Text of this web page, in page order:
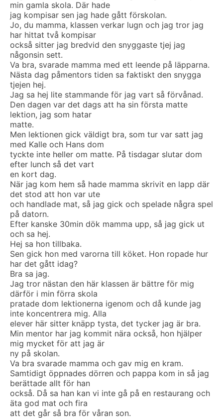
min gamla skola. Där hade
jag kompisar sen jag hade gått förskolan.
Jo, du mamma, klassen verkar lugn och jag tror jag
har hittat två kompisar
också sitter jag bredvid den snyggaste tjej jag
någonsin sett.
Va bra, svarade mamma med ett leende på läpparna.
Nästa dag påmentors tiden sa faktiskt den snygga
tjejen hej.
Jag sa hej lite stammande för jag vart så förvånad.
Den dagen var det dags att ha sin första matte
lektion, jag som hatar
matte.
Men lektionen gick väldigt bra, som tur var satt jag
med Kalle och Hans dom
tyckte inte heller om matte. På tisdagar slutar dom
efter lunch så det vart
en kort dag.
När jag kom hem så hade mamma skrivit en lapp där
det stod att hon var ute
och handlade mat, så jag gick och spelade några spel
på datorn.
Efter kanske 30min dök mamma upp, så jag gick ut
och sa hej.
Hej sa hon tillbaka.
Sen gick hon med varorna till köket. Hon ropade hur
har det gått idag?
Bra sa jag.
Jag tror nästan den här klassen är bättre för mig
därför i min förra skola
pratade dom lektionerna igenom och då kunde jag
inte koncentrera mig. Alla
elever här sitter knäpp tysta, det tycker jag är bra.
Min mentor har jag kommit nära också, hon hjälper
mig mycket för att jag är
ny på skolan.
Va bra svarade mamma och gav mig en kram.
Samtidigt öppnades dörren och pappa kom in så jag
berättade allt för han
också. Då sa han kan vi inte gå på en restaurang och
äta god mat och fira
att det går så bra för våran son.